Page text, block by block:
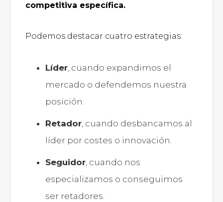
competitiva específica.
Podemos destacar cuatro estrategias:
Líder, cuando expandimos el
mercado o defendemos nuestra
posición.
Retador, cuando desbancamos al
líder por costes o innovación.
Seguidor, cuando nos
especializamos o conseguimos
ser retadores.